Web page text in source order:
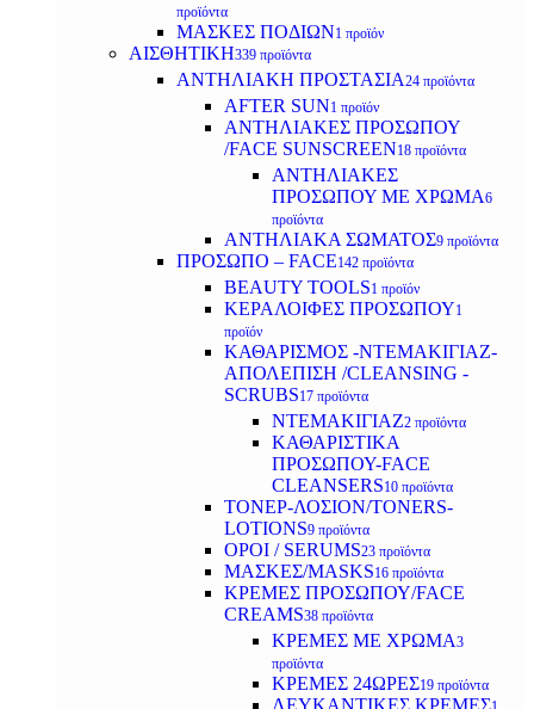
προϊόντα
ΜΑΣΚΕΣ ΠΟΔΙΩΝ1 προϊόν
ΑΙΣΘΗΤΙΚΗ339 προϊόντα
ΑΝΤΗΛΙΑΚΗ ΠΡΟΣΤΑΣΙΑ24 προϊόντα
AFTER SUN1 προϊόν
ΑΝΤΗΛΙΑΚΕΣ ΠΡΟΣΩΠΟΥ
/FACE SUNSCREEN18 προϊόντα
ΑΝΤΗΛΙΑΚΕΣ
ΠΡΟΣΩΠΟΥ ΜΕ ΧΡΩΜΑ6
προϊόντα
ΑΝΤΗΛΙΑΚΑ ΣΩΜΑΤΟΣ9 προϊόντα
ΠΡΟΣΩΠΟ – FACE142 προϊόντα
BEAUTY TOOLS1 προϊόν
ΚΕΡΑΛΟΙΦΕΣ ΠΡΟΣΩΠΟΥ1
προϊόν
ΚΑΘΑΡΙΣΜΟΣ -ΝΤΕΜΑΚΙΓΙΑΖ-
ΑΠΟΛΕΠΙΣΗ /CLEANSING -
SCRUBS17 προϊόντα
ΝΤΕΜΑΚΙΓΙΑΖ2 προϊόντα
ΚΑΘΑΡΙΣΤΙΚΑ
ΠΡΟΣΩΠΟΥ-FACE
CLEANSERS10 προϊόντα
ΤΟΝΕΡ-ΛΟΣΙΟΝ/TONERS-
LOTIONS9 προϊόντα
ΟΡΟΙ / SERUMS23 προϊόντα
ΜΑΣΚΕΣ/MASKS16 προϊόντα
ΚΡΕΜΕΣ ΠΡΟΣΩΠΟΥ/FACE
CREAMS38 προϊόντα
ΚΡΕΜΕΣ ΜΕ ΧΡΩΜΑ3
προϊόντα
ΚΡΕΜΕΣ 24ΩΡΕΣ19 προϊόντα
ΛΕΥΚΑΝΤΙΚΕΣ ΚΡΕΜΕΣ